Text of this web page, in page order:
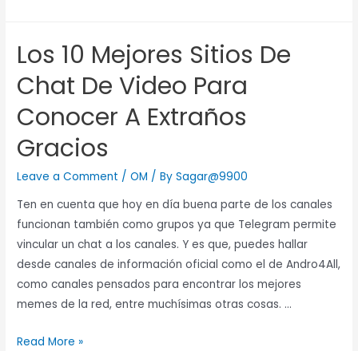
Los 10 Mejores Sitios De
Chat De Video Para
Conocer A Extraños
Gracios
Leave a Comment /OM / BySagar@9900
Ten en cuenta que hoy en día buena parte de los canales
funcionan también como grupos ya que Telegram permite
vincular un chat a los canales. Y es que, puedes hallar
desde canales de información oficial como el de Andro4All,
como canales pensados para encontrar los mejores
memes de la red, entre muchísimas otras cosas. …
Read More »